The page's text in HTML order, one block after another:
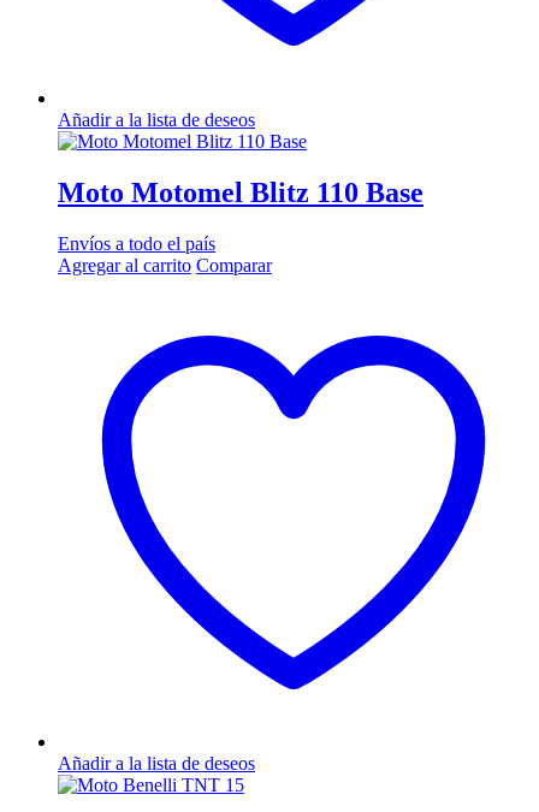
Añadir a la lista de deseos
Moto Motomel Blitz 110 Base
Envíos a todo el país
Agregar al carrito Comparar
Añadir a la lista de deseos